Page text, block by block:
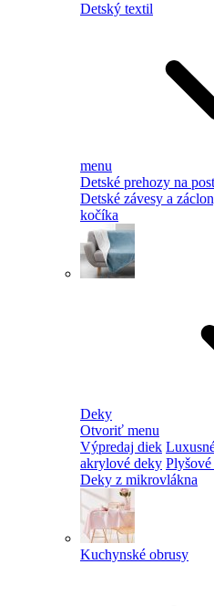
Detský textil
menu
Detské prehozy na
Detské závesy a
kočíka
Deky
Otvoriť menu
Výpredaj diek
akrylové deky
Deky z mikrovlákna
Kuchynské obrusy